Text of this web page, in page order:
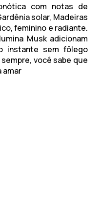
com notas de
solar, Madeiras
feminino e radiante.
Musk adicionam
instante sem fôlego
você sabe que
amar